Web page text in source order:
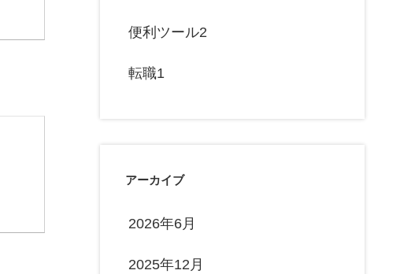
便利ツール2
転職1
アーカイブ
2026年6月
2025年12月